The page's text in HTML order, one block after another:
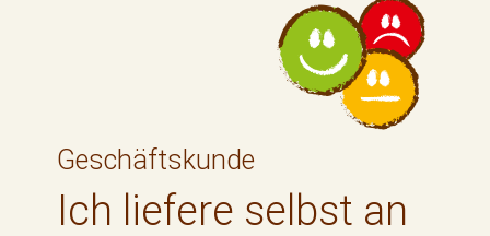
Geschäftskunde
Ich liefere selbst an